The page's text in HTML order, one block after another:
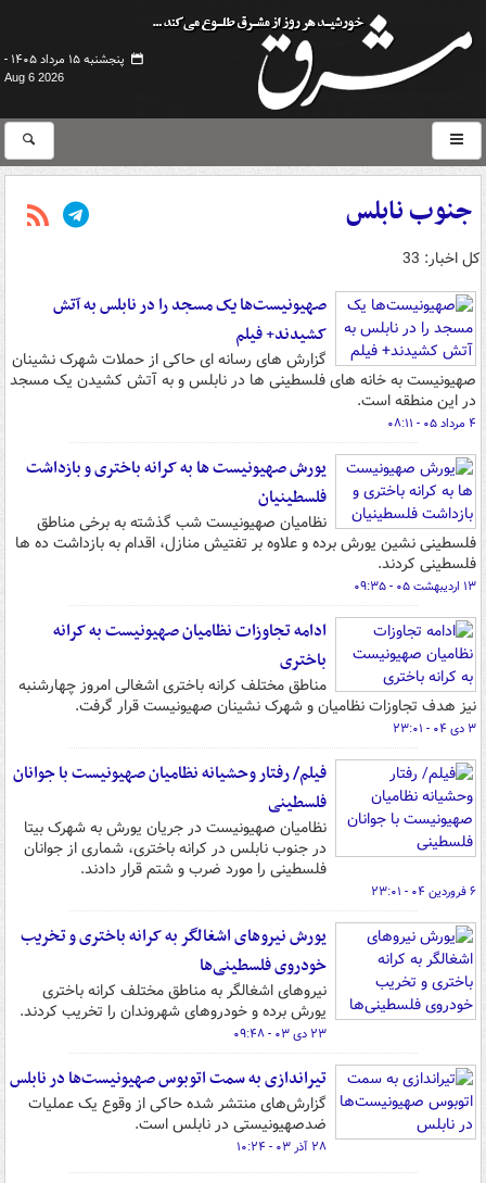
پنجشنبه ۱۵ مرداد ۱۴۰۵ -
Aug 6 2026
جنوب نابلس
کل اخبار: 33
صهیونیست‌ها یک مسجد را در نابلس به آتش
کشیدند+ فیلم
گزارش های رسانه ای حاکی از حملات شهرک نشینان
صهیونیست به خانه های فلسطینی ها در نابلس و به آتش کشیدن یک مسجد
در این منطقه است.
۴ مرداد ۰۵ - ۰۸:۱۱
یورش‌ صهیونیست ها به کرانه باختری و بازداشت‌
فلسطینیان
نظامیان صهیونیست شب گذشته به برخی مناطق
فلسطینی نشین یورش برده و علاوه بر تفتیش منازل، اقدام به بازداشت ده ها
فلسطینی کردند.
۱۳ اردیبهشت ۰۵ - ۰۹:۳۵
ادامه تجاوزات نظامیان صهیونیست به کرانه
باختری
مناطق مختلف کرانه باختری اشغالی امروز چهارشنبه
نیز هدف تجاوزات نظامیان و شهرک نشینان صهیونیست قرار گرفت.
۳ دی ۰۴ - ۲۳:۰۱
فیلم/ رفتار وحشیانه نظامیان صهیونیست با جوانان
فلسطینی
نظامیان صهیونیست در جریان یورش به شهرک بیتا
در جنوب نابلس در کرانه باختری، شماری از جوانان
فلسطینی را مورد ضرب و شتم قرار دادند.
۶ فروردین ۰۴ - ۲۳:۰۱
یورش نیروهای اشغالگر به کرانه باختری و تخریب
خودروی فلسطینی‌ها
نیروهای اشغالگر به مناطق مختلف کرانه باختری
یورش برده و خودروهای شهروندان را تخریب کردند.
۲۳ دی ۰۳ - ۰۹:۴۸
تیراندازی به سمت اتوبوس صهیونیست‌ها در نابلس
گزارش‌های منتشر شده حاکی از وقوع یک عملیات
ضدصهیونیستی در نابلس است.
۲۸ آذر ۰۳ - ۱۰:۲۴